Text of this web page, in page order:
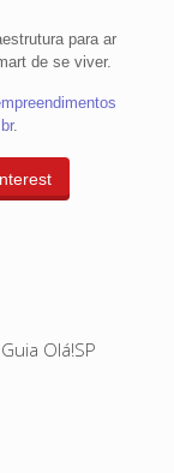
para ar
de se viver.
.
Olá!SP